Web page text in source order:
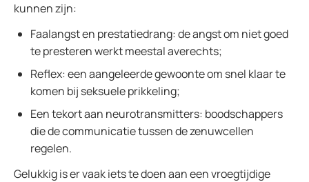
kunnen zijn:
Faalangst en prestatiedrang: de angst om niet goed
te presteren werkt meestal averechts;
Reflex: een aangeleerde gewoonte om snel klaar te
komen bij seksuele prikkeling;
Een tekort aan neurotransmitters: boodschappers
die de communicatie tussen de zenuwcellen
regelen.
Gelukkig is er vaak iets te doen aan een vroegtijdige